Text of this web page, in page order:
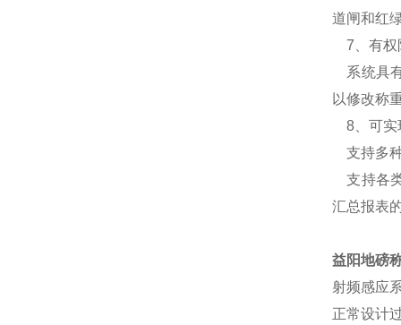
道闸和红
7、有权
系统具
以修改称
8、可实
支持多
支持各
汇总报表
益阳地磅
射频感应
正常设